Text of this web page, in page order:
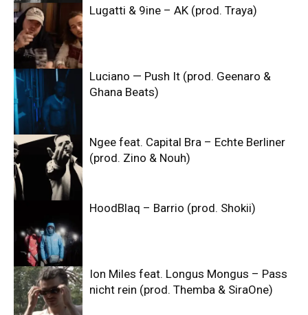
Lugatti & 9ine – AK (prod. Traya)
Luciano — Push It (prod. Geenaro &
Ghana Beats)
Ngee feat. Capital Bra – Echte Berliner
(prod. Zino & Nouh)
HoodBlaq – Barrio (prod. Shokii)
Ion Miles feat. Longus Mongus – Pass
nicht rein (prod. Themba & SiraOne)